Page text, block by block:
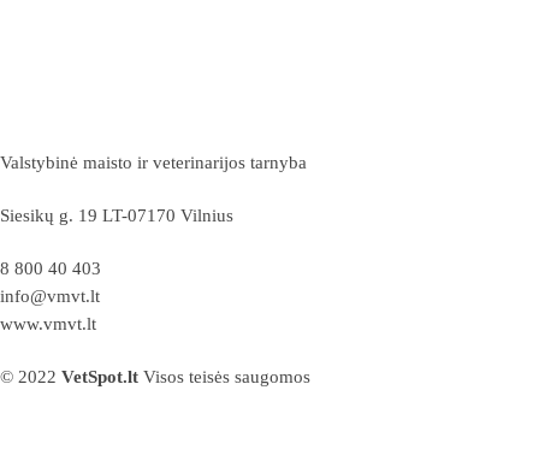
Valstybinė maisto ir veterinarijos tarnyba
Siesikų g. 19 LT-07170 Vilnius
8 800 40 403
info@vmvt.lt
www.vmvt.lt
© 2022 VetSpot.lt Visos teisės saugomos